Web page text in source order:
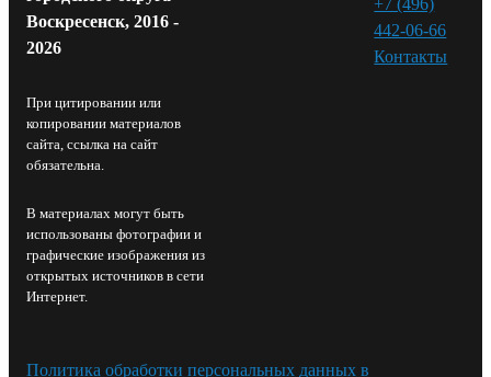
Воскресенск, 2016 -
2026
При цитировании или
копировании материалов
сайта, ссылка на сайт
обязательна.
В материалах могут быть
использованы фотографии и
графические изображения из
открытых источников в сети
Интернет.
442-06-66
Контакты⁠
Политика обработки персональных данных в